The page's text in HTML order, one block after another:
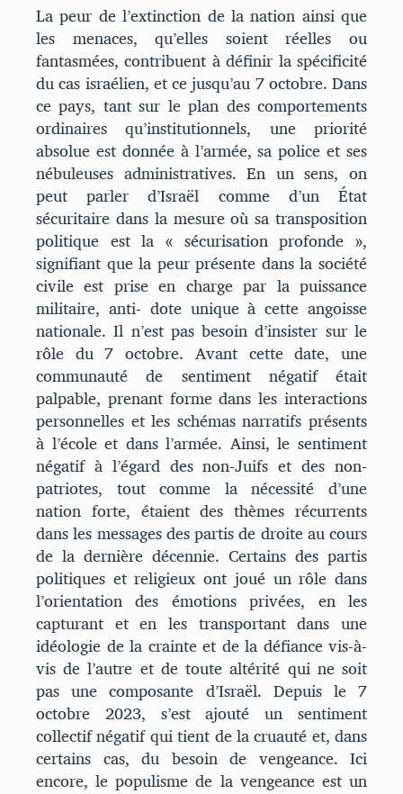
La peur de l’extinction de la nation ainsi que
les menaces, qu’elles soient réelles ou
fantasmées, contribuent à définir la spécificité
du cas israélien, et ce jusqu’au 7 octobre. Dans
ce pays, tant sur le plan des comportements
ordinaires qu’institutionnels, une priorité
absolue est donnée à l’armée, sa police et ses
nébuleuses administratives. En un sens, on
peut parler d’Israël comme d’un État
sécuritaire dans la mesure où sa transposition
politique est la « sécurisation profonde »,
signifiant que la peur présente dans la société
civile est prise en charge par la puissance
militaire, anti- dote unique à cette angoisse
nationale. Il n’est pas besoin d’insister sur le
rôle du 7 octobre. Avant cette date, une
communauté de sentiment négatif était
palpable, prenant forme dans les interactions
personnelles et les schémas narratifs présents
à l’école et dans l’armée. Ainsi, le sentiment
négatif à l’égard des non-Juifs et des non-
patriotes, tout comme la nécessité d’une
nation forte, étaient des thèmes récurrents
dans les messages des partis de droite au cours
de la dernière décennie. Certains des partis
politiques et religieux ont joué un rôle dans
l’orientation des émotions privées, en les
capturant et en les transportant dans une
idéologie de la crainte et de la défiance vis-à-
vis de l’autre et de toute altérité qui ne soit
pas une composante d’Israël. Depuis le 7
octobre 2023, s’est ajouté un sentiment
collectif négatif qui tient de la cruauté et, dans
certains cas, du besoin de vengeance. Ici
encore, le populisme de la vengeance est un